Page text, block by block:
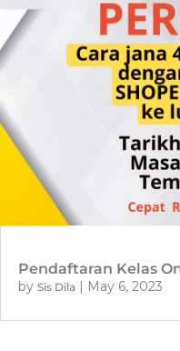
Pendaftaran Kelas
by Sis Dila May 6, 2023